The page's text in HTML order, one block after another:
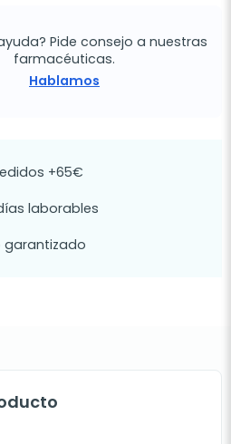
Pide consejo a nuestras
farmacéuticas.
Hablamos
+65€
laborables
garantizado